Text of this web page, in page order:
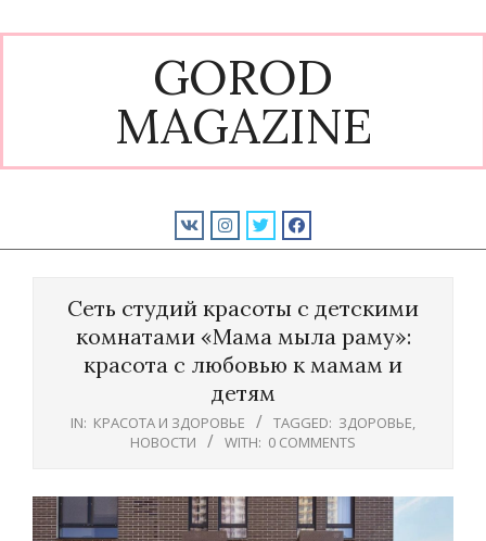
to
GOROD
MAGAZINE
Сеть студий красоты с детскими
комнатами «Мама мыла раму»:
красота с любовью к мамам и
детям
IN: КРАСОТА И ЗДОРОВЬЕ TAGGED: ЗДОРОВЬЕ,
НОВОСТИ
WITH: 0 COMMENTS